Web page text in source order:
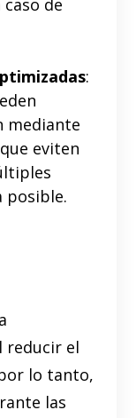
:
mediante
eviten
posible.
reducir el
lo tanto,
las